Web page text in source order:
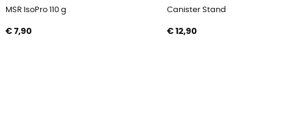
MSR IsoPro 110 g
€ 7,90
Canister Stand
€ 12,90